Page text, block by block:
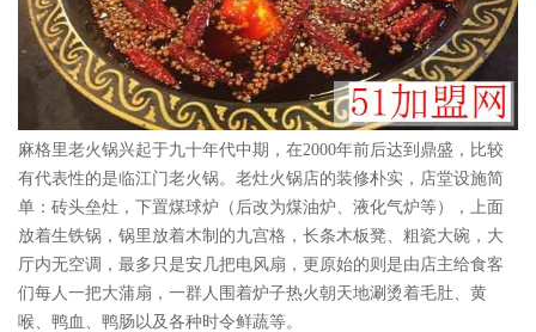
麻格里老火锅兴起于九十年代中期，在2000年前后达到鼎盛，比较
有代表性的是临江门老火锅。老灶火锅店的装修朴实，店堂设施简
单：砖头垒灶，下置煤球炉（后改为煤油炉、液化气炉等），上面
放着生铁锅，锅里放着木制的九宫格，长条木板凳、粗瓷大碗，大
厅内无空调，最多只是安几把电风扇，更原始的则是由店主给食客
们每人一把大蒲扇，一群人围着炉子热火朝天地涮烫着毛肚、黄
喉、鸭血、鸭肠以及各种时令鲜蔬等。